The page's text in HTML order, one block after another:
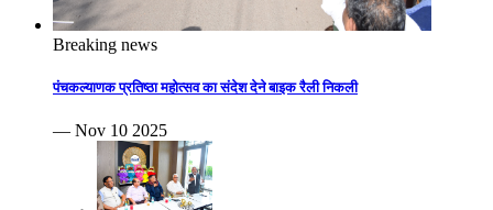
Breaking news
पंचकल्याणक प्रतिष्ठा महोत्सव का संदेश देने बाइक रैली निकली
— Nov 10 2025